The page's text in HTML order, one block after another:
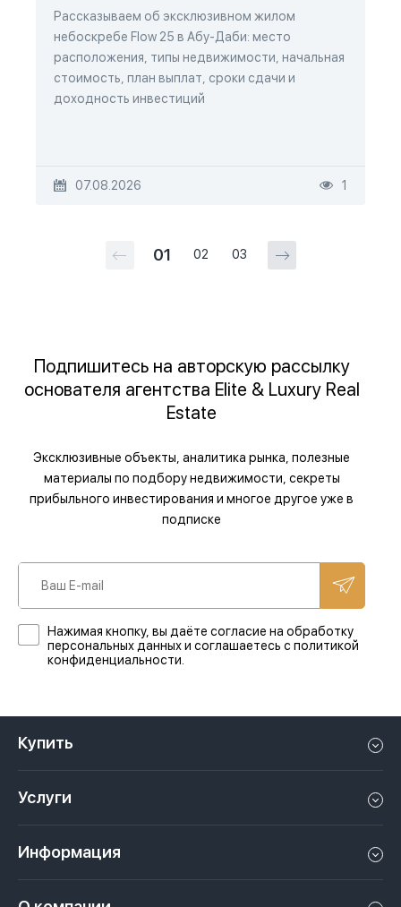
Рассказываем об эксклюзивном жилом
небоскребе Flow 25 в Абу-Даби: место
расположения, типы недвижимости, начальная
стоимость, план выплат, сроки сдачи и
доходность инвестиций
07.08.2026 1
01 02 03
Подпишитесь на авторскую рассылку
основателя агентства Elite & Luxury Real
Estate
Эксклюзивные объекты, аналитика рынка, полезные
материалы по подбору недвижимости, секреты
прибыльного инвестирования и многое другое уже в
подписке
Нажимая кнопку, вы даёте согласие на обработку
персональных данных и соглашаетесь с политикой
конфиденциальности.
Купить
Апартаменты в Дубае
Услуги
Сдать недвижимость в Дубае, ОАЭ
Информация